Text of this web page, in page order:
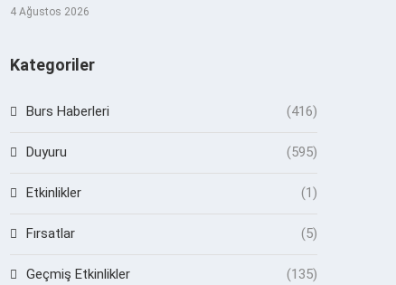
4 Ağustos 2026
Kategoriler
Burs Haberleri (416)
Duyuru (595)
Etkinlikler (1)
Fırsatlar (5)
Geçmiş Etkinlikler (135)